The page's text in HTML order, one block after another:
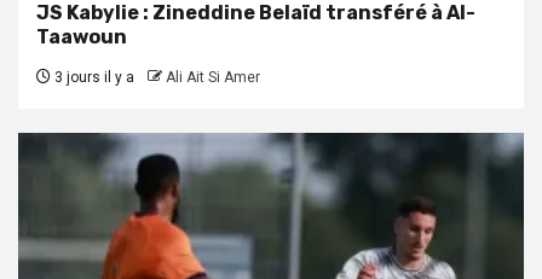
JS Kabylie : Zineddine Belaïd transféré à Al-
Taawoun
3 jours il y a Ali Ait Si Amer